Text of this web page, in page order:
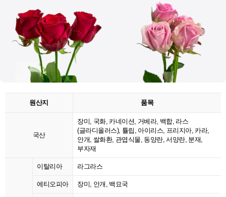
원산지 품목
국산
장미, 국화, 카네이션, 거베라, 백합, 라스
(글라디올러스), 튤립, 아이리스, 프리지아, 카라,
안개, 쌀화환, 관엽식물, 동양란, 서양란, 분재,
부자재
이탈리아 라그라스
에티오피아 장미, 안개, 백묘국